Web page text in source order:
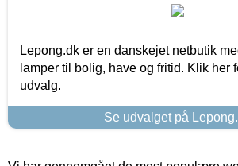
Lepong.dk er en danskejet netbutik
lamper til bolig, have og fritid. Klik her
udvalg.
Se udvalget på